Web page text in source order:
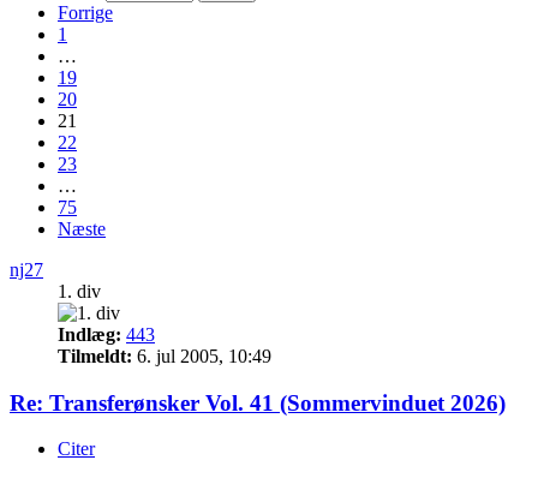
Forrige
1
…
19
20
21
22
23
…
75
Næste
nj27
1. div
Indlæg: 443
Tilmeldt: 6. jul 2005, 10:49
Re: Transferønsker Vol. 41 (Sommervinduet 2026)
Citer